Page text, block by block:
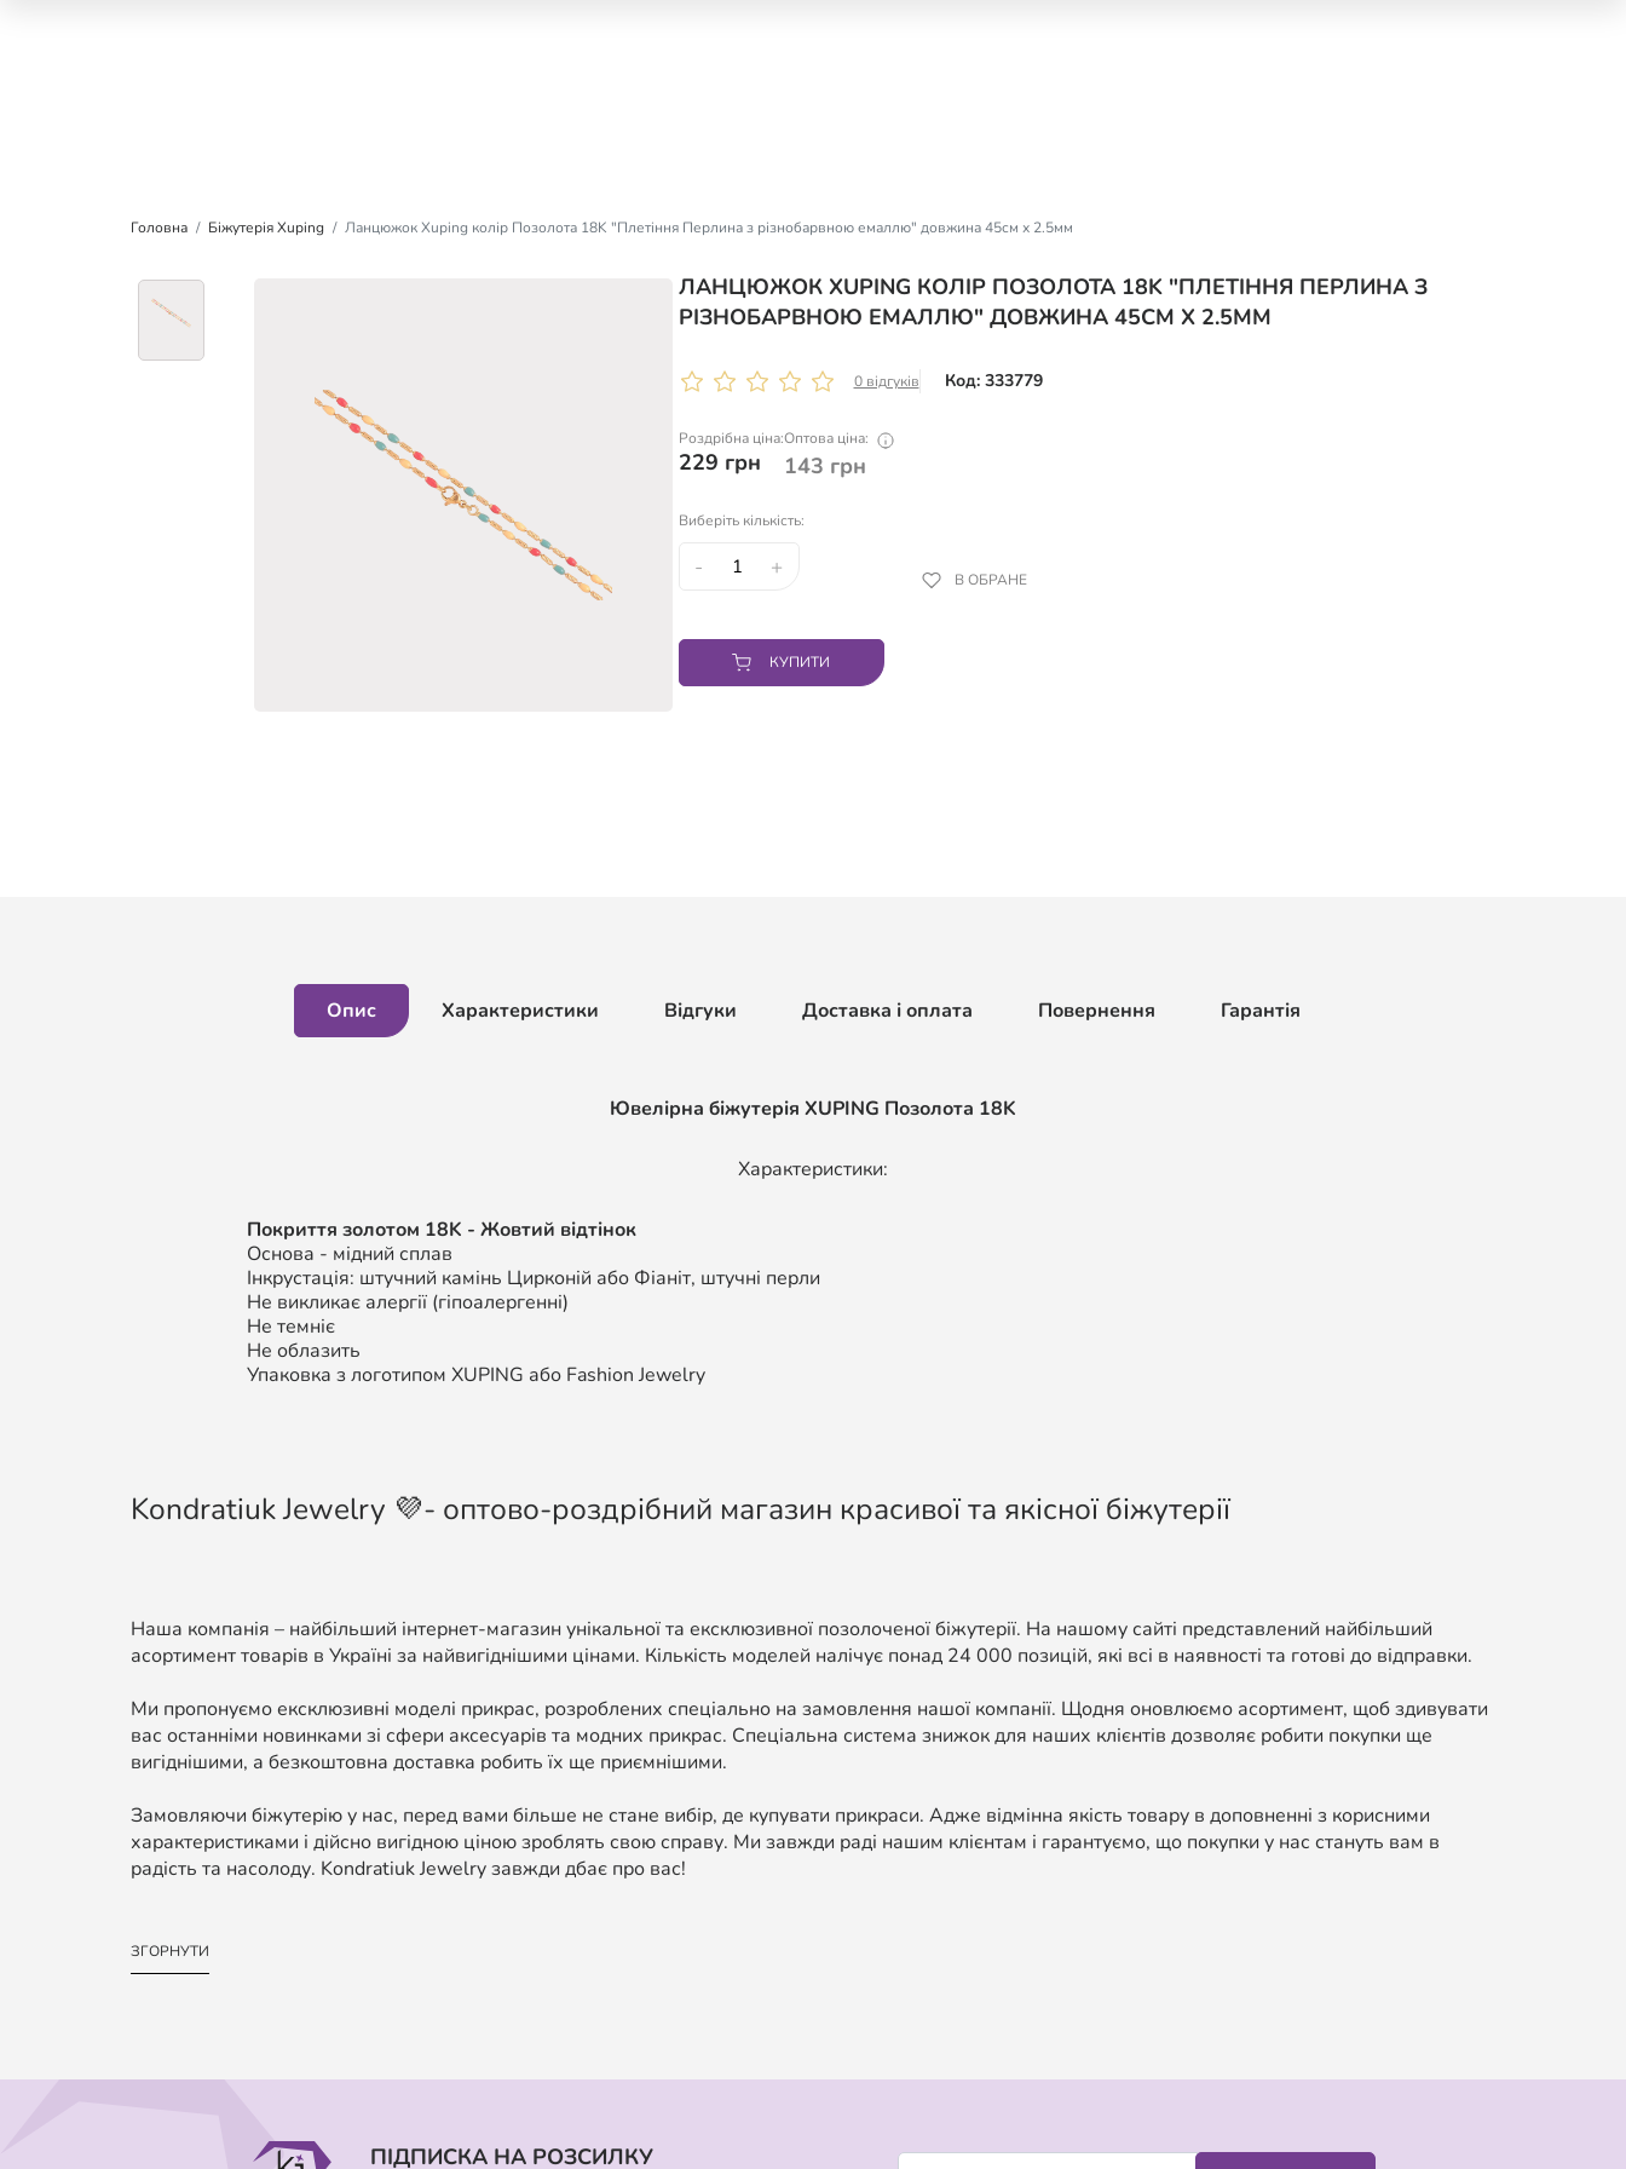
Головна Біжутерія Xuping Ланцюжок Xuping колір Позолота 18K "Плетіння Перлина з різнобарвною емаллю" довжина 45см х 2.5мм
ЛАНЦЮЖОК XUPING КОЛІР ПОЗОЛОТА 18K "ПЛЕТІННЯ ПЕРЛИНА З
РІЗНОБАРВНОЮ ЕМАЛЛЮ" ДОВЖИНА 45СМ Х 2.5ММ
0 відгуків Код: 333779
Роздрібна ціна:
229 грн
Оптова ціна:
143 грн
Виберіть кількість:
- + В ОБРАНЕ
КУПИТИ
Опис Характеристики Відгуки Доставка і оплата Повернення Гарантія
Ювелірна біжутерія XUPING Позолота 18K
Характеристики:
Покриття золотом 18K - Жовтий відтінок
Основа - мідний сплав
Інкрустація: штучний камінь Цирконій або Фіаніт, штучні перли
Не викликає алергії (гіпоалергенні)
Не темніє
Не облазить
Упаковка з логотипом XUPING або Fashion Jewelry
Kondratiuk Jewelry 💜- оптово-роздрібний магазин красивої та якісної біжутерії
Наша компанія – найбільший інтернет-магазин унікальної та ексклюзивної позолоченої біжутерії. На нашому сайті представлений найбільший
асортимент товарів в Україні за найвигіднішими цінами. Кількість моделей налічує понад 24 000 позицій, які всі в наявності та готові до відправки.
Ми пропонуємо ексклюзивні моделі прикрас, розроблених спеціально на замовлення нашої компанії. Щодня оновлюємо асортимент, щоб здивувати
вас останніми новинками зі сфери аксесуарів та модних прикрас. Спеціальна система знижок для наших клієнтів дозволяє робити покупки ще
вигіднішими, а безкоштовна доставка робить їх ще приємнішими.
Замовляючи біжутерію у нас, перед вами більше не стане вибір, де купувати прикраси. Адже відмінна якість товару в доповненні з корисними
характеристиками і дійсно вигідною ціною зроблять свою справу. Ми завжди раді нашим клієнтам і гарантуємо, що покупки у нас стануть вам в
радість та насолоду. Kondratiuk Jewelry завжди дбає про вас!
ЗГОРНУТИ
ПІДПИСКА НА РОЗСИЛКУ